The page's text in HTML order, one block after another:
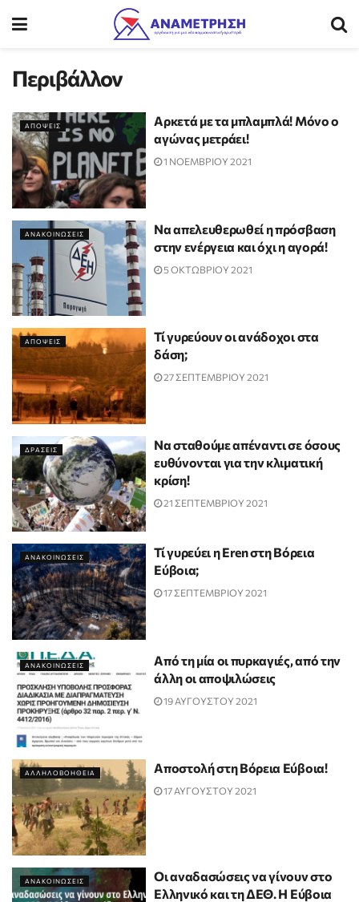
Περιβάλλον
ΑΠΟΨΕΙΣ
Αρκετά με τα μπλαμπλά! Μόνο ο
αγώνας μετράει!
1 ΝΟΕΜΒΡΙΟΥ 2021
ΑΝΑΚΟΙΝΩΣΕΙΣ
Να απελευθερωθεί η πρόσβαση
στην ενέργεια και όχι η αγορά!
5 ΟΚΤΩΒΡΙΟΥ 2021
ΑΠΟΨΕΙΣ
Τί γυρεύουν οι ανάδοχοι στα
δάση;
27 ΣΕΠΤΕΜΒΡΙΟΥ 2021
ΔΡΑΣΕΙΣ
Να σταθούμε απέναντι σε όσους
ευθύνονται για την κλιματική
κρίση!
21 ΣΕΠΤΕΜΒΡΙΟΥ 2021
ΑΝΑΚΟΙΝΩΣΕΙΣ
Τί γυρεύει η Eren στη Βόρεια
Εύβοια;
17 ΣΕΠΤΕΜΒΡΙΟΥ 2021
ΑΝΑΚΟΙΝΩΣΕΙΣ
Από τη μία οι πυρκαγιές, από την
άλλη οι αποψιλώσεις
19 ΑΥΓΟΥΣΤΟΥ 2021
ΑΛΛΗΛΟΒΟΗΘΕΙΑ Αποστολή στη Βόρεια Εύβοια!
17 ΑΥΓΟΥΣΤΟΥ 2021
ΑΝΑΚΟΙΝΩΣΕΙΣ
Οι αναδασώσεις να γίνουν στο
Ελληνικό και τη ΔΕΘ. Η Εύβοια